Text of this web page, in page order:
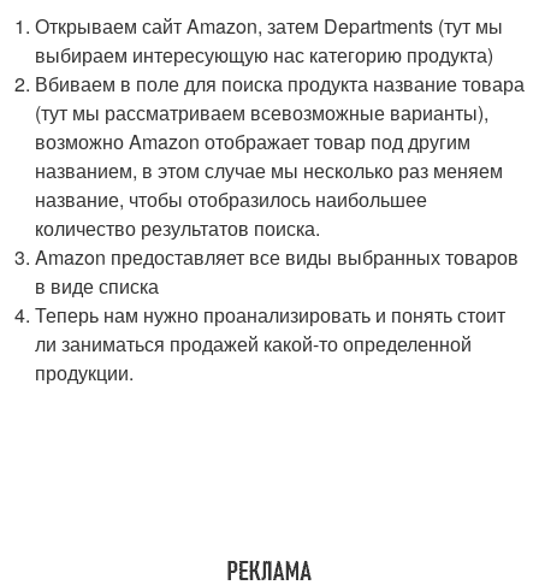
Открываем сайт Amazon, затем Departments (тут мы
выбираем интересующую нас категорию продукта)
Вбиваем в поле для поиска продукта название товара
(тут мы рассматриваем всевозможные варианты),
возможно Amazon отображает товар под другим
названием, в этом случае мы несколько раз меняем
название, чтобы отобразилось наибольшее
количество результатов поиска.
Amazon предоставляет все виды выбранных товаров
в виде списка
Теперь нам нужно проанализировать и понять стоит
ли заниматься продажей какой-то определенной
продукции.